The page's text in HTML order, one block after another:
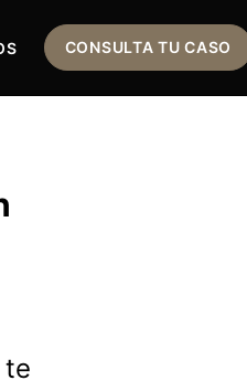
CONSULTA TU CASO
te